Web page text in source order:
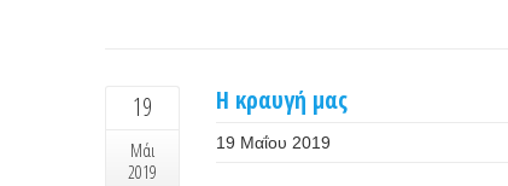
19
Μάι
2019
Η κραυγή μας
19 Μαΐου 2019